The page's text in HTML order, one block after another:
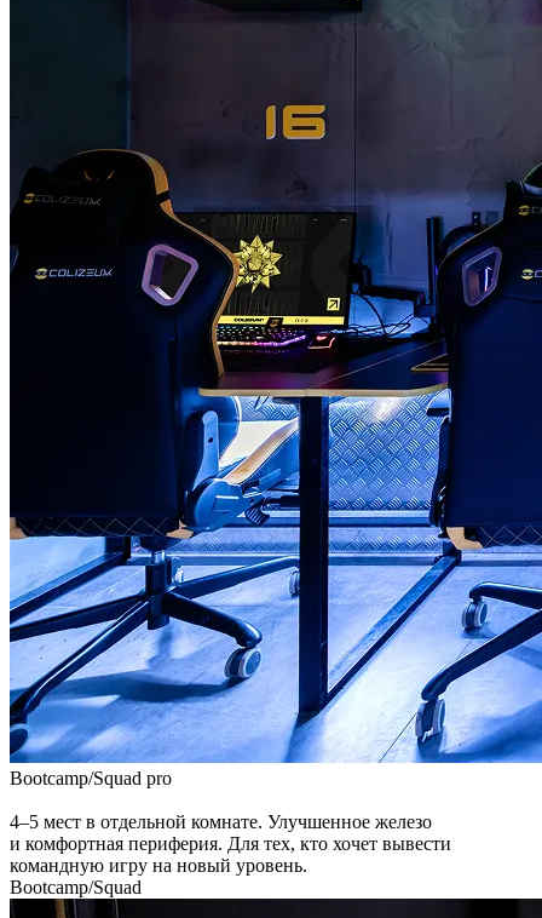
Bootcamp/Squad pro
4–5 мест в отдельной комнате. Улучшенное железо
и комфортная периферия. Для тех, кто хочет вывести
командную игру на новый уровень.
Bootcamp/Squad